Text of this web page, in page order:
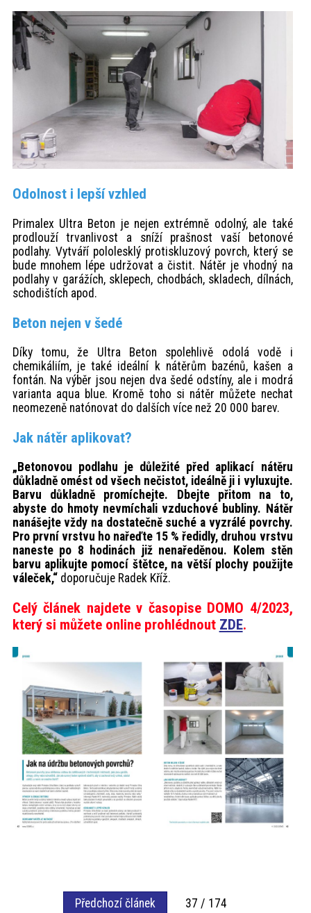
Odolnost i lepší vzhled
Primalex Ultra Beton je nejen extrémně odolný, ale také
prodlouží trvanlivost a sníží prašnost vaší betonové
podlahy. Vytváří pololesklý protiskluzový povrch, který se
bude mnohem lépe udržovat a čistit. Nátěr je vhodný na
podlahy v garážích, sklepech, chodbách, skladech, dílnách,
schodištích apod.
Beton nejen v šedé
Díky tomu, že Ultra Beton spolehlivě odolá vodě i
chemikáliím, je také ideální k nátěrům bazénů, kašen a
fontán. Na výběr jsou nejen dva šedé odstíny, ale i modrá
varianta aqua blue. Kromě toho si nátěr můžete nechat
neomezeně natónovat do dalších více než 20 000 barev.
Jak nátěr aplikovat?
„Betonovou podlahu je důležité před aplikací nátěru
důkladně omést od všech nečistot, ideálně ji i vyluxujte.
Barvu důkladně promíchejte. Dbejte přitom na to,
abyste do hmoty nevmíchali vzduchové bubliny. Nátěr
nanášejte vždy na dostatečně suché a vyzrálé povrchy.
Pro první vrstvu ho nařeďte 15 % ředidly, druhou vrstvu
naneste po 8 hodinách již nenaředěnou. Kolem stěn
barvu aplikujte pomocí štětce, na větší plochy použijte
váleček,“ doporučuje Radek Kříž.
Celý článek najdete v časopise DOMO 4/2023,
který si můžete online prohlédnout ZDE.
Předchozí článek 37 / 174